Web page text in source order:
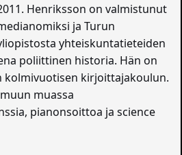
Henriksson on valmistunut
ja Turun
yhteiskuntatieteiden
poliittinen historia. Hän on
kolmivuotisen kirjoittajakoulun.
muassa
pianonsoittoa ja science